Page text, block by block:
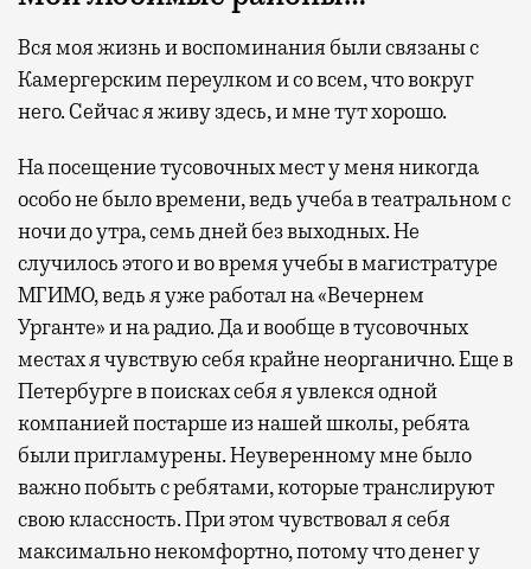
Вся моя жизнь и воспоминания были связаны с
Камергерским переулком и со всем, что вокруг
него. Сейчас я живу здесь, и мне тут хорошо.
На посещение тусовочных мест у меня никогда
особо не было времени, ведь учеба в театральном с
ночи до утра, семь дней без выходных. Не
случилось этого и во время учебы в магистратуре
МГИМО, ведь я уже работал на «Вечернем
Урганте» и на радио. Да и вообще в тусовочных
местах я чувствую себя крайне неорганично. Еще в
Петербурге в поисках себя я увлекся одной
компанией постарше из нашей школы, ребята
были пригламурены. Неуверенному мне было
важно побыть с ребятами, которые транслируют
свою классность. При этом чувствовал я себя
максимально некомфортно, потому что денег у